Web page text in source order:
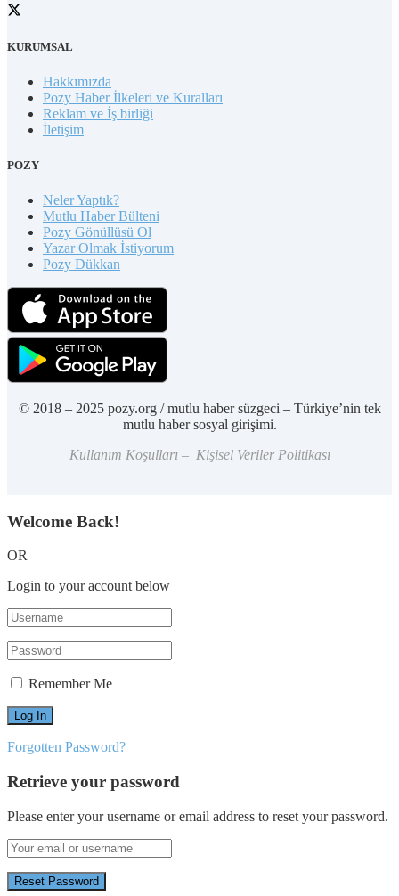
KURUMSAL
Hakkımızda
Pozy Haber İlkeleri ve Kuralları
Reklam ve İş birliği
İletişim
POZY
Neler Yaptık?
Mutlu Haber Bülteni
Pozy Gönüllüsü Ol
Yazar Olmak İstiyorum
Pozy Dükkan
© 2018 – 2025 pozy.org / mutlu haber süzgeci – Türkiye’nin tek
mutlu haber sosyal girişimi.
Kullanım Koşulları – Kişisel Veriler Politikası
Welcome Back!
OR
Login to your account below
Remember Me
Forgotten Password?
Retrieve your password
Please enter your username or email address to reset your password.